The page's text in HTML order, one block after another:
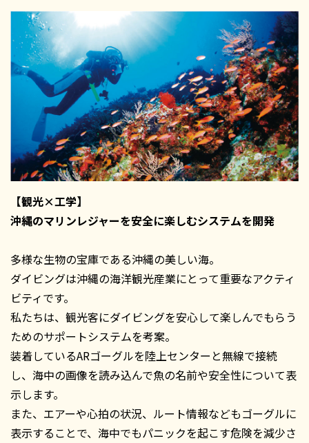
【観光×工学】
沖縄のマリンレジャーを安全に楽しむシステムを開発
多様な生物の宝庫である沖縄の美しい海。
ダイビングは沖縄の海洋観光産業にとって重要なアクティ
ビティです。
私たちは、観光客にダイビングを安心して楽しんでもらう
ためのサポートシステムを考案。
装着しているARゴーグルを陸上センターと無線で接続
し、海中の画像を読み込んで魚の名前や安全性について表
示します。
また、エアーや心拍の状況、ルート情報などもゴーグルに
表示することで、海中でもパニックを起こす危険を減少さ